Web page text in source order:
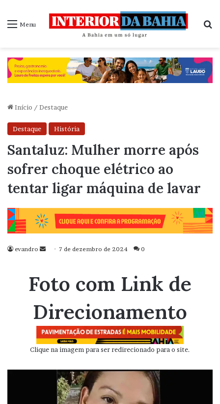
Menu
Início / Destaque
Destaque História
Santaluz: Mulher morre após
sofrer choque elétrico ao
tentar ligar máquina de lavar
evandro
Mande
mail
7 de dezembro de 2024 0
Foto com Link de
Direcionamento
Clique na imagem para ser redirecionado para o site.